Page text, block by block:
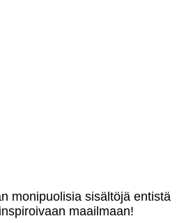
monipuolisia sisältöjä entistä
maailmaan!